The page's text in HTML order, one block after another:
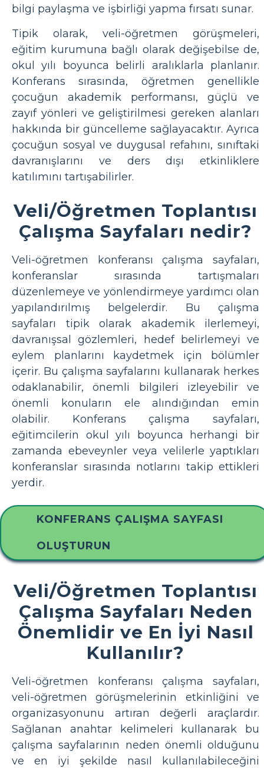
bilgi paylaşma ve işbirliği yapma fırsatı sunar.
Tipik olarak, veli-öğretmen görüşmeleri,
eğitim kurumuna bağlı olarak değişebilse de,
okul yılı boyunca belirli aralıklarla planlanır.
Konferans sırasında, öğretmen genellikle
çocuğun akademik performansı, güçlü ve
zayıf yönleri ve geliştirilmesi gereken alanları
hakkında bir güncelleme sağlayacaktır. Ayrıca
çocuğun sosyal ve duygusal refahını, sınıftaki
davranışlarını ve ders dışı etkinliklere
katılımını tartışabilirler.
Veli/Öğretmen Toplantısı
Çalışma Sayfaları nedir?
Veli-öğretmen konferansı çalışma sayfaları,
konferanslar sırasında tartışmaları
düzenlemeye ve yönlendirmeye yardımcı olan
yapılandırılmış belgelerdir. Bu çalışma
sayfaları tipik olarak akademik ilerlemeyi,
davranışsal gözlemleri, hedef belirlemeyi ve
eylem planlarını kaydetmek için bölümler
içerir. Bu çalışma sayfalarını kullanarak herkes
odaklanabilir, önemli bilgileri izleyebilir ve
önemli konuların ele alındığından emin
olabilir. Konferans çalışma sayfaları,
eğitimcilerin okul yılı boyunca herhangi bir
zamanda ebeveynler veya velilerle yaptıkları
konferanslar sırasında notlarını takip ettikleri
yerdir.
KONFERANS ÇALIŞMA SAYFASI
OLUŞTURUN
Veli/Öğretmen Toplantısı
Çalışma Sayfaları Neden
Önemlidir ve En İyi Nasıl
Kullanılır?
Veli-öğretmen konferansı çalışma sayfaları,
veli-öğretmen görüşmelerinin etkinliğini ve
organizasyonunu artıran değerli araçlardır.
Sağlanan anahtar kelimeleri kullanarak bu
çalışma sayfalarının neden önemli olduğunu
ve en iyi şekilde nasıl kullanılabileceğini